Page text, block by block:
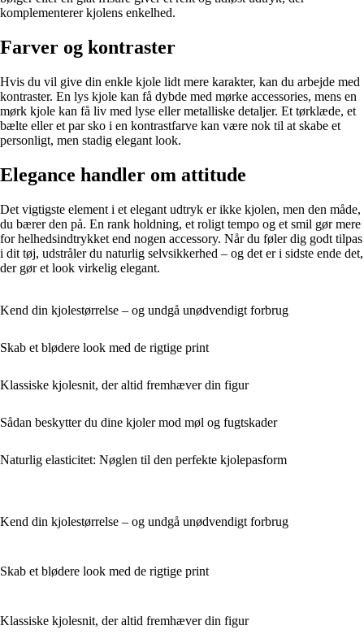
komplementerer kjolens enkelhed.
Farver og kontraster
Hvis du vil give din enkle kjole lidt mere karakter, kan du arbejde med
kontraster. En lys kjole kan få dybde med mørke accessories, mens en
mørk kjole kan få liv med lyse eller metalliske detaljer. Et tørklæde, et
bælte eller et par sko i en kontrastfarve kan være nok til at skabe et
personligt, men stadig elegant look.
Elegance handler om attitude
Det vigtigste element i et elegant udtryk er ikke kjolen, men den måde,
du bærer den på. En rank holdning, et roligt tempo og et smil gør mere
for helhedsindtrykket end nogen accessory. Når du føler dig godt tilpas
i dit tøj, udstråler du naturlig selvsikkerhed – og det er i sidste ende det,
der gør et look virkelig elegant.
Kend din kjolestørrelse – og undgå unødvendigt forbrug
Skab et blødere look med de rigtige print
Klassiske kjolesnit, der altid fremhæver din figur
Sådan beskytter du dine kjoler mod møl og fugtskader
Naturlig elasticitet: Nøglen til den perfekte kjolepasform
Kend din kjolestørrelse – og undgå unødvendigt forbrug
Skab et blødere look med de rigtige print
Klassiske kjolesnit, der altid fremhæver din figur